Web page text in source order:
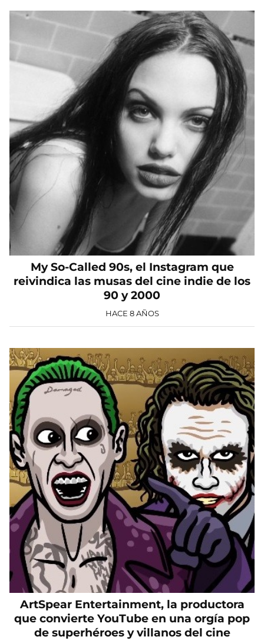
My So-Called 90s, el Instagram que
reivindica las musas del cine indie de los
90 y 2000
HACE 8 AÑOS
ArtSpear Entertainment, la productora
que convierte YouTube en una orgía pop
de superhéroes y villanos del cine